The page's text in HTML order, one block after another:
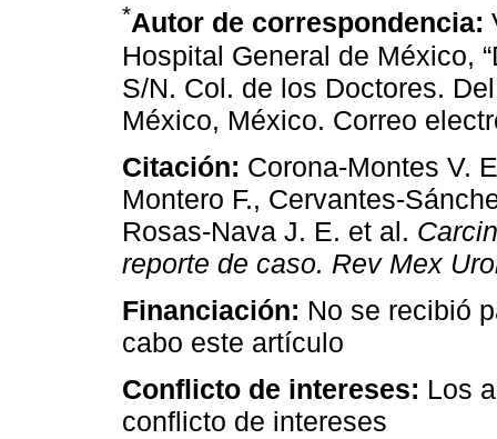
*Autor de correspondencia:
Hospital General de México,
S/N. Col. de los Doctores.
México, México. Correo
Citación: Corona-Montes V.
Montero F., Cervantes-
Rosas-Nava J. E. et al.
reporte de caso. Rev Mex
Financiación: No se recibió
cabo este artículo
Conflicto de intereses: Los
conflicto de intereses